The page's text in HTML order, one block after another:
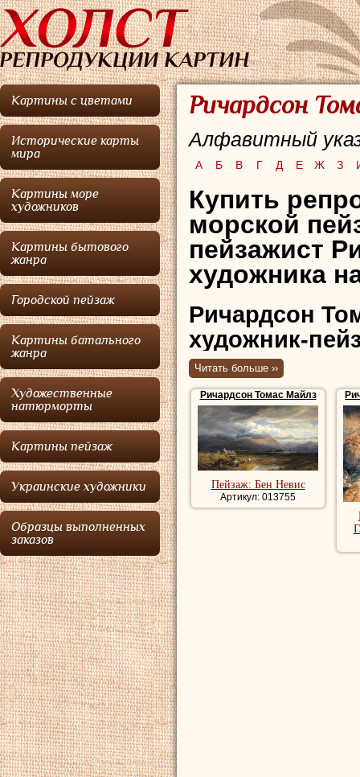
Картины с цветами
Исторические карты
мира
Картины море
художников
Картины бытового
жанра
Городской пейзаж
Картины батального
жанра
Художественные
натюрморты
Картины пейзаж
Украинские художники
Образцы выполненных
заказов
Ричардсон
Алфавитный
А Б В Г Д Е Ж З
Купить
морской
пейзажист
художника
Ричардсон
художник-
Ричардсон
Джордж
Ричардсон был
учеником
бизнес. После
1806 по 1813
приобрел
работал в
Читать больше ››
Ричардсон Томас Майлз
Пейзаж: Бен Невис
Артикул: 013755